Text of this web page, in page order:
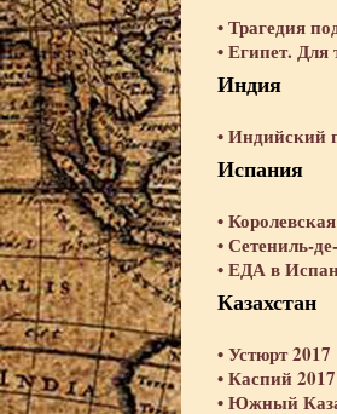
•Трагедия
•Египет. Для
Индия
•Индийский
Испания
•
•Сетениль-
•ЕДА в
Казахстан
•Устюрт 2017
•Каспий 2017
•Южный